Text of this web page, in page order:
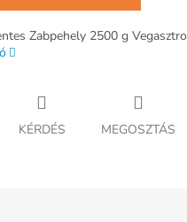
Zabpehely 2500 g Vegasztro
KÉRDÉS MEGOSZTÁS